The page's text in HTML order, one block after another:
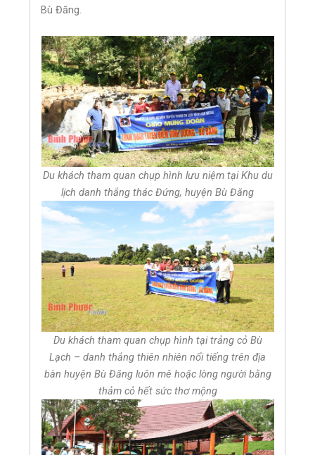
Bù Đăng.
Du khách tham quan chụp hình lưu niệm tại Khu du
lịch danh thắng thác Đứng, huyện Bù Đăng
Du khách tham quan chụp hình tại trảng cỏ Bù
Lạch – danh thắng thiên nhiên nổi tiếng trên địa
bàn huyện Bù Đăng luôn mê hoặc lòng người bằng
thảm cỏ hết sức thơ mộng